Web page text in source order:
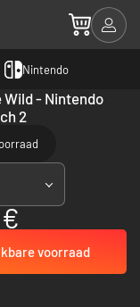
Nintendo
- Nintendo
2
voorraad